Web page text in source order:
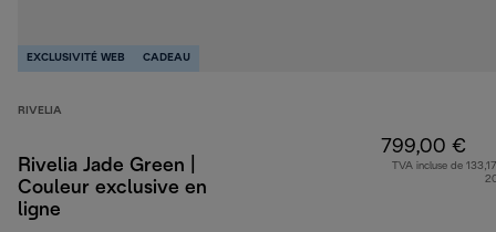
EXCLUSIVITÉ WEB CADEAU
RIVELIA
Rivelia Jade Green |
Couleur exclusive en
ligne
799,00 €
TVA incluse de